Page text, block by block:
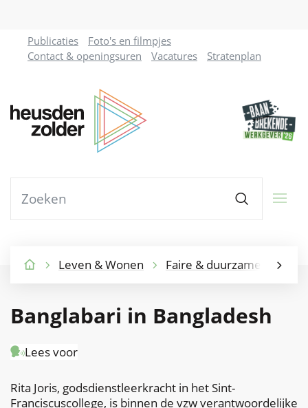
Naar
inhoud
Heusden-
Zolder
kunnen
Zoeken
Publicaties
Foto's en filmpjes
Contact & openingsuren
Vacatures Stratenplan
Leven & Wonen Faire & duurzame
Banglabari in Bangladesh
Lees voor
Rita Joris, godsdienstleerkracht in het Sint-
Franciscuscollege, is binnen de vzw verantwoordelijke